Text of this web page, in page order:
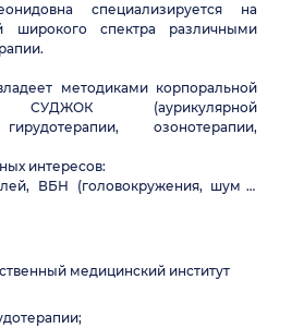
специализируется на
широкого спектра различными
методиками корпоральной
СУДЖОК (аурикулярной
озонотерапии,
интересов:
ВБН (головокружения, шум в
медицинский институт